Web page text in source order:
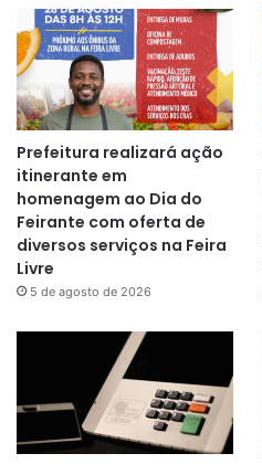
Prefeitura realizará ação
itinerante em
homenagem ao Dia do
Feirante com oferta de
diversos serviços na Feira
Livre
5 de agosto de 2026